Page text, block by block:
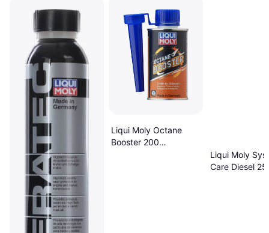
Liqui Moly Octane
Booster 200
Liqui Moly
Care Diesel